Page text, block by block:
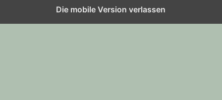
Die mobile Version verlassen